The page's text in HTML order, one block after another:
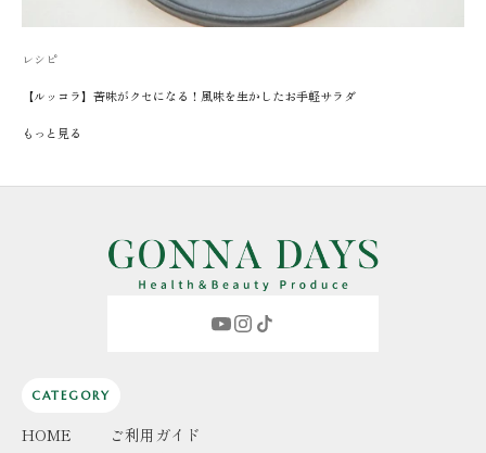
レシピ
【ルッコラ】苦味がクセになる！風味を生かしたお手軽サラダ
もっと見る
CATEGORY
HOME
ご利用ガイド